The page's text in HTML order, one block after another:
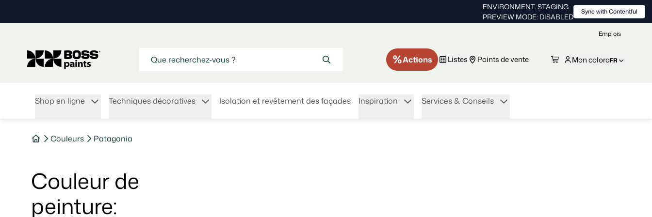
Emplois
Actions Listes Points de vente Mon coloraFR
Shop en ligne Techniques décoratives Isolation et revêtement des façades Inspiration Services & Conseils
Couleurs Patagonia
Couleur de
peinture:
ENVIRONMENT: STAGING
PREVIEW MODE: DISABLED
Sync with Contentful